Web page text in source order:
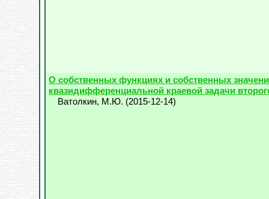
О собственных функциях и собственных
квазидифференциальной краевой задачи
Ватолкин, М.Ю. (2015-12-14)